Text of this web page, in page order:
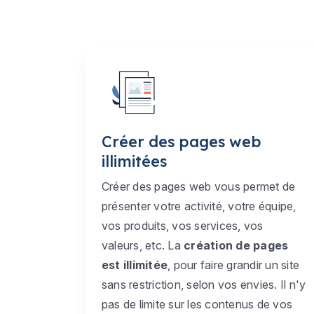
Créer des pages web
illimitées
Créer des pages web vous permet de
présenter votre activité, votre équipe,
vos produits, vos services, vos
valeurs, etc. La création de pages
est illimitée , pour faire grandir un site
sans restriction, selon vos envies. Il n'y
pas de limite sur les contenus de vos